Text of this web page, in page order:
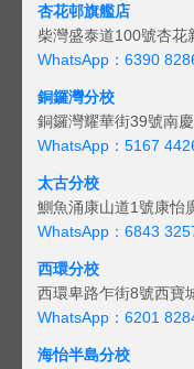
杏花邨旗艦店
柴灣盛泰道100號杏花
WhatsApp：6390
銅鑼灣分校
銅鑼灣耀華街39號南
WhatsApp：5167
太古分校
鰂魚涌康山道1號康怡
WhatsApp：6843
西環分校
西環卑路乍街8號西寶
WhatsApp：6201
海怡半島分校